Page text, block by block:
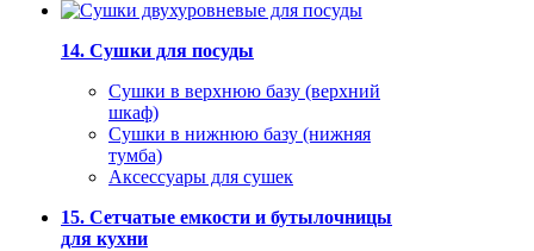
14. Сушки для посуды
Сушки в верхнюю базу (верхний
шкаф)
Сушки в нижнюю базу (нижняя
тумба)
Аксессуары для сушек
15. Сетчатые емкости и бутылочницы
для кухни